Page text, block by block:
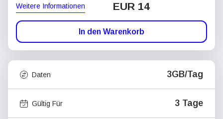
Weitere Informationen EUR 14
In den Warenkorb
Daten 3GB/Tag
Gültig Für 3 Tage